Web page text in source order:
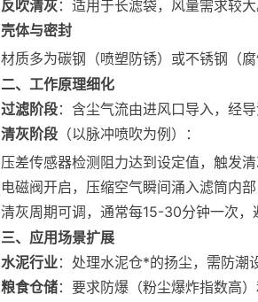
反吹清灰：适用于长滤袋，风量需求较大
壳体与密封
材质多为碳钢（喷塑防锈）或不锈钢（
二、工作原理细化
过滤阶段：含尘气流由进风口导入，经
清灰阶段（以脉冲喷吹为例）：
压差传感器检测阻力达到设定值，触发清
电磁阀开启，压缩空气瞬间涌入滤筒内部
清灰周期可调，通常每15-30分钟一次，
三、应用场景扩展
水泥行业：处理水泥仓*的扬尘，需防潮
粮食仓储：要求防爆（粉尘爆炸指数高）